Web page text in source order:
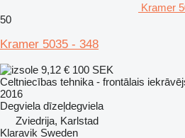
Kramer
50
Kramer 5035 - 348
9,12 € 100 SEK
Celtniecības tehnika - frontālais
2016
Degviela dīzeļdegviela
Zviedrija, Karlstad
Klaravik Sweden